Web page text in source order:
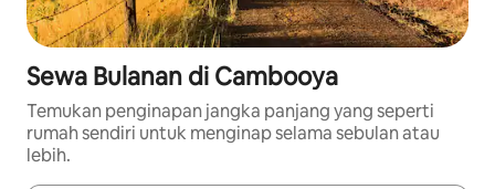
Sewa Bulanan di Cambooya
Temukan penginapan jangka panjang yang seperti
rumah sendiri untuk menginap selama sebulan atau
lebih.